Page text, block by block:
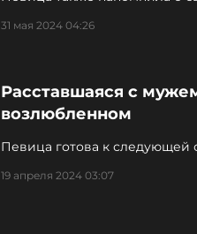
31 мая 2024 04:26
Расставшаяся с
возлюбленном
Певица готова к следующей
19 апреля 2024 03:07